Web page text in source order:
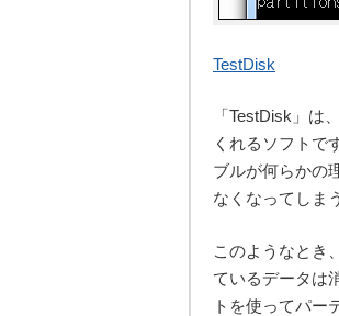
TestDisk
「TestDisk」は
くれるソフトで
ブルが何らかの
なくなってしま
このようなとき
ているデータは
トを使ってパー